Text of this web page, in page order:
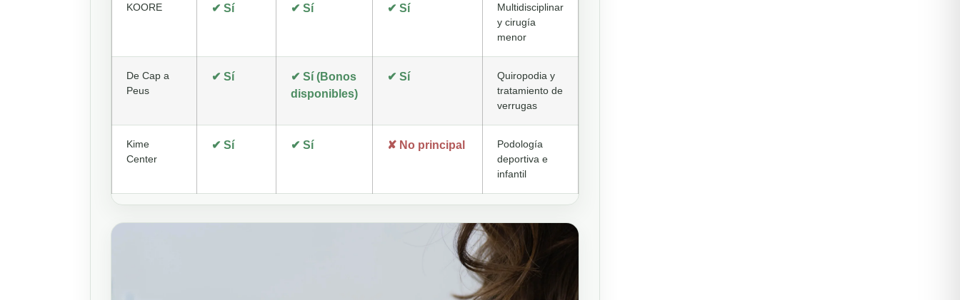
KOORE ✔ Sí ✔ Sí ✔ Sí
Multidisciplinar
y cirugía
menor
De Cap a
Peus
✔ Sí
✔ Sí (Bonos
disponibles)
✔ Sí
Quiropodia y
tratamiento de
verrugas
Kime
Center
✔ Sí ✔ Sí ✘ No principal
Podología
deportiva e
infantil